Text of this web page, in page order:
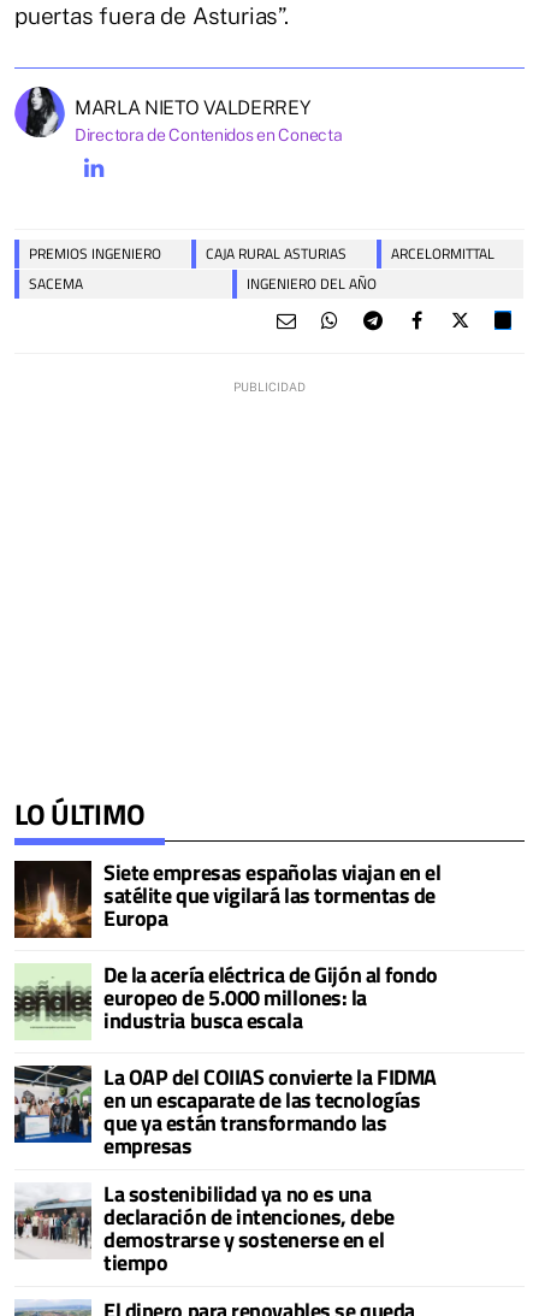
puertas fuera de Asturias”.
MARLA NIETO VALDERREY
Directora de Contenidos en Conecta
PREMIOS INGENIERO CAJA RURAL ASTURIAS
ARCELORMITTAL
SACEMA
INGENIERO DEL AÑO
LO ÚLTIMO
Siete empresas españolas viajan en el
satélite que vigilará las tormentas de
Europa
De la acería eléctrica de Gijón al fondo
europeo de 5.000 millones: la
industria busca escala
La OAP del COIIAS convierte la FIDMA
en un escaparate de las tecnologías
que ya están transformando las
empresas
La sostenibilidad ya no es una
declaración de intenciones, debe
demostrarse y sostenerse en el
tiempo